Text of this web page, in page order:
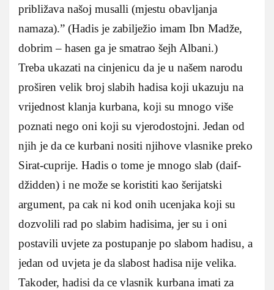
približava našoj musalli (mjestu obavljanja
namaza).” (Hadis je zabilježio imam Ibn Madže,
dobrim – hasen ga je smatrao šejh Albani.)
Treba ukazati na cinjenicu da je u našem narodu
proširen velik broj slabih hadisa koji ukazuju na
vrijednost klanja kurbana, koji su mnogo više
poznati nego oni koji su vjerodostojni. Jedan od
njih je da ce kurbani nositi njihove vlasnike preko
Sirat-cuprije. Hadis o tome je mnogo slab (daif-
džidden) i ne može se koristiti kao šerijatski
argument, pa cak ni kod onih ucenjaka koji su
dozvolili rad po slabim hadisima, jer su i oni
postavili uvjete za postupanje po slabom hadisu, a
jedan od uvjeta je da slabost hadisa nije velika.
Takoder, hadisi da ce vlasnik kurbana imati za